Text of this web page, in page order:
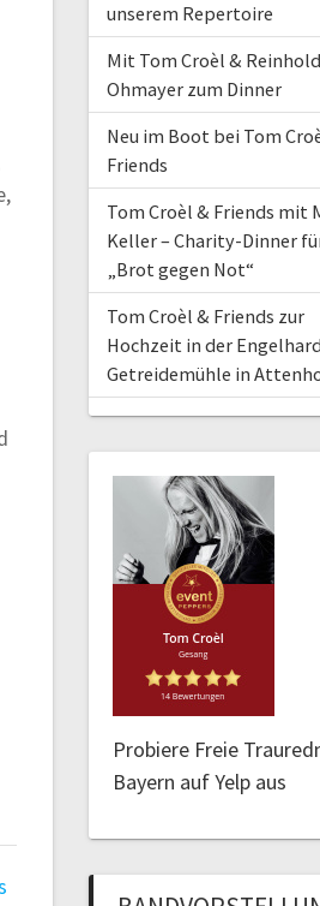
unserem Repertoire
Mit Tom Croèl & Reinhold
Ohmayer zum Dinner
Neu im Boot bei Tom
Friends
Tom Croèl & Friends mit
Keller – Charity-Dinner
„Brot gegen Not“
Tom Croèl & Friends zur
Hochzeit in der
Getreidemühle in
Probiere Freie
Bayern auf Yelp aus